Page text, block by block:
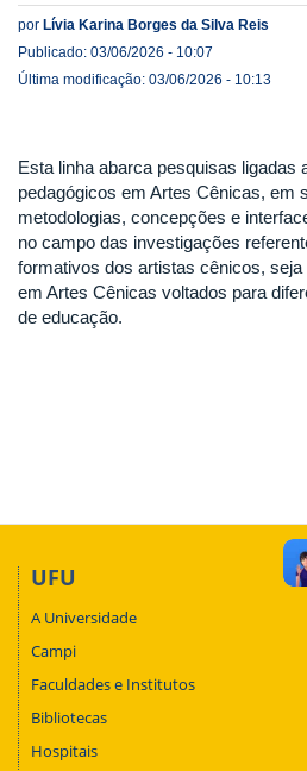
por Lívia Karina Borges da Silva Reis
Publicado: 03/06/2026 - 10:07
Última modificação: 03/06/2026 - 10:13
Esta linha abarca pesquisas ligadas
pedagógicos em Artes Cênicas, em
metodologias, concepções e
no campo das investigações
formativos dos artistas cênicos,
em Artes Cênicas voltados para
de educação.
UFU
A Universidade
Campi
Faculdades e Institutos
Bibliotecas
Hospitais